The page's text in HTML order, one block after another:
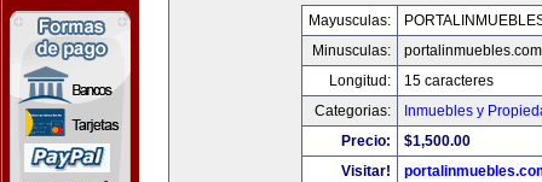
Mayusculas:
Minusculas:
portalinmuebles.com
Longitud:
15 caracteres
Categorias:
Inmuebles y
Precio:
$1,500.00
Visitar!